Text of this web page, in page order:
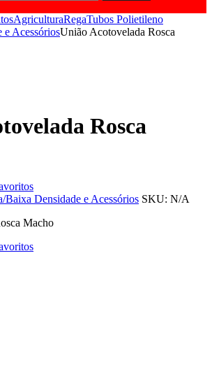
AgriculturaRegaTubos Polietileno
e AcessóriosUnião Acotovelada Rosca
Rosca
Densidade e Acessórios SKU: N/A
Macho